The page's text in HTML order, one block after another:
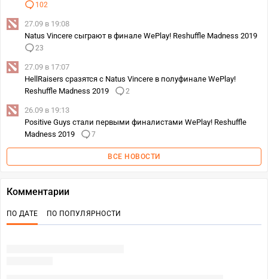
102
27.09 в 19:08
Natus Vincere сыграют в финале WePlay! Reshuffle Madness 2019
23
27.09 в 17:07
HellRaisers сразятся с Natus Vincere в полуфинале WePlay!
Reshuffle Madness 2019
2
26.09 в 19:13
Positive Guys стали первыми финалистами WePlay! Reshuffle
Madness 2019
7
ВСЕ НОВОСТИ
Комментарии
ПО ДАТЕ ПО ПОПУЛЯРНОСТИ